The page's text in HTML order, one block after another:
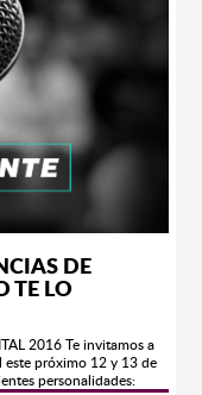
100 que le dieron sus
con 79.6 puntos,
y en quinto
ciudades para vivir
Gutiérrez con una
de Morelos con 61
del Carmen con 59.6
Los alcaldes
(Renán Barrera con
8.338), Aguascalientes
(Carlos Felton con
DE
TE LO
2016 Te invitamos a
este próximo 12 y 13 de
personalidades: